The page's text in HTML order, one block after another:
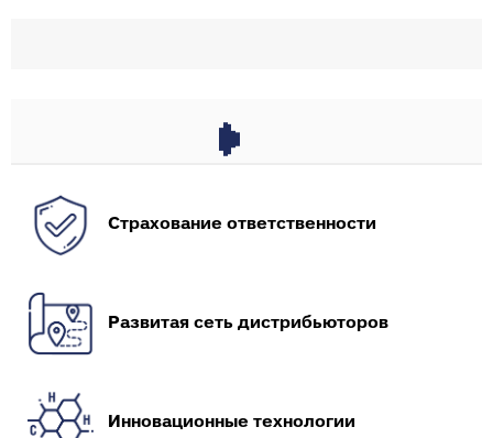
Страхование ответственности
Развитая сеть дистрибьюторов
Инновационные технологии